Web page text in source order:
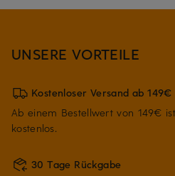
UNSERE VORTEILE
Kostenloser Versand ab 149€
Ab einem Bestellwert von 149€
kostenlos.
30 Tage Rückgabe